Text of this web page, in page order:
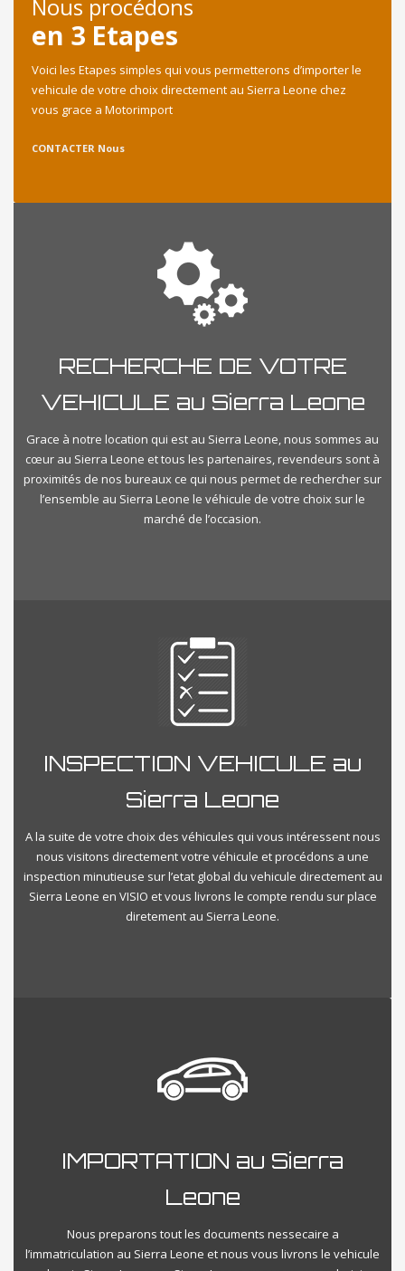
Nous procédons
en 3 Etapes
Voici les Etapes simples qui vous permetterons d’importer le
vehicule de votre choix directement au Sierra Leone chez
vous grace a Motorimport
CONTACTER Nous
RECHERCHE DE VOTRE
VEHICULE au Sierra Leone
Grace à notre location qui est au Sierra Leone, nous sommes au
cœur au Sierra Leone et tous les partenaires, revendeurs sont à
proximités de nos bureaux ce qui nous permet de rechercher sur
l’ensemble au Sierra Leone le véhicule de votre choix sur le
marché de l’occasion.
INSPECTION VEHICULE au
Sierra Leone
A la suite de votre choix des véhicules qui vous intéressent nous
nous visitons directement votre véhicule et procédons a une
inspection minutieuse sur l’etat global du vehicule directement au
Sierra Leone en VISIO et vous livrons le compte rendu sur place
diretement au Sierra Leone.
IMPORTATION au Sierra
Leone
Nous preparons tout les documents nessecaire a
l’immatriculation au Sierra Leone et nous vous livrons le vehicule